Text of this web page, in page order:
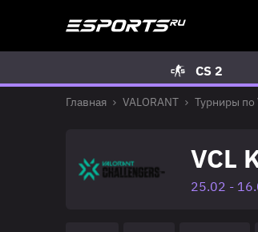
CS 2
Главная VALORANT Турниры по
VCL
25.02 -